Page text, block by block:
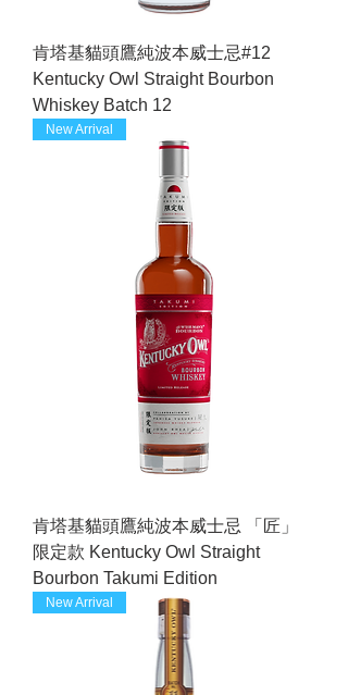
肯塔基貓頭鷹純波本威士忌#12
Kentucky Owl Straight Bourbon
Whiskey Batch 12
New Arrival
肯塔基貓頭鷹純波本威士忌 「匠」
限定款 Kentucky Owl Straight
Bourbon Takumi Edition
New Arrival